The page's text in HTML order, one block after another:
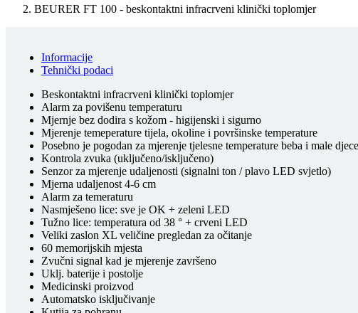
BEURER FT 100 - beskontaktni infracrveni klinički toplomjer
Informacije
Tehnički podaci
Beskontaktni infracrveni klinički toplomjer
Alarm za povišenu temperaturu
Mjernje bez dodira s kožom - higijenski i sigurno
Mjerenje temeperature tijela, okoline i površinske temperature
Posebno je pogodan za mjerenje tjelesne temperature beba i male djece
Kontrola zvuka (uključeno/isključeno)
Senzor za mjerenje udaljenosti (signalni ton / plavo LED svjetlo)
Mjerna udaljenost 4-6 cm
Alarm za temeraturu
Nasmješeno lice: sve je OK + zeleni LED
Tužno lice: temperatura od 38 ° + crveni LED
Veliki zaslon XL veličine pregledan za očitanje
60 memorijskih mjesta
Zvučni signal kad je mjerenje završeno
Uklj. baterije i postolje
Medicinski proizvod
Automatsko isključivanje